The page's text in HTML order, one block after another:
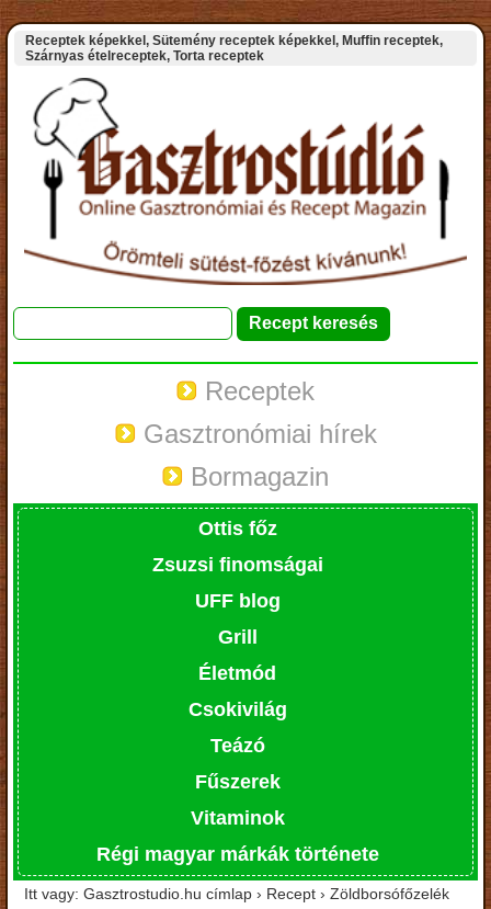
Receptek képekkel, Sütemény receptek képekkel, Muffin receptek,
Szárnyas ételreceptek, Torta receptek
Receptek
Gasztronómiai hírek
Bormagazin
Ottis főz
Zsuzsi finomságai
UFF blog
Grill
Életmód
Csokivilág
Teázó
Fűszerek
Vitaminok
Régi magyar márkák története
Itt vagy: Gasztrostudio.hu címlap › Recept › Zöldborsófőzelék